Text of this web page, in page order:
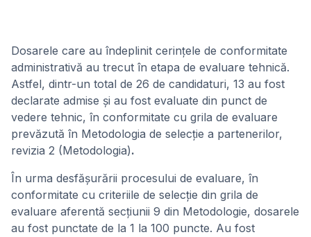
Dosarele care au îndeplinit cerințele de conformitate
administrativă au trecut în etapa de evaluare tehnică.
Astfel, dintr-un total de 26 de candidaturi, 13 au fost
declarate admise și au fost evaluate din punct de
vedere tehnic, în conformitate cu grila de evaluare
prevăzută în Metodologia de selecție a partenerilor,
revizia 2 (Metodologia).
În urma desfășurării procesului de evaluare, în
conformitate cu criteriile de selecție din grila de
evaluare aferentă secțiunii 9 din Metodologie, dosarele
au fost punctate de la 1 la 100 puncte. Au fost